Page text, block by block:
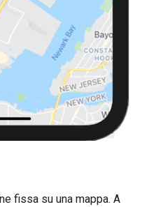
fissa su una mappa. A